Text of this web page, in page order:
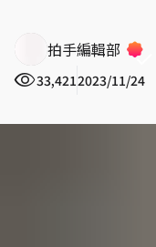
拍手編輯部
33,4212023/11/24